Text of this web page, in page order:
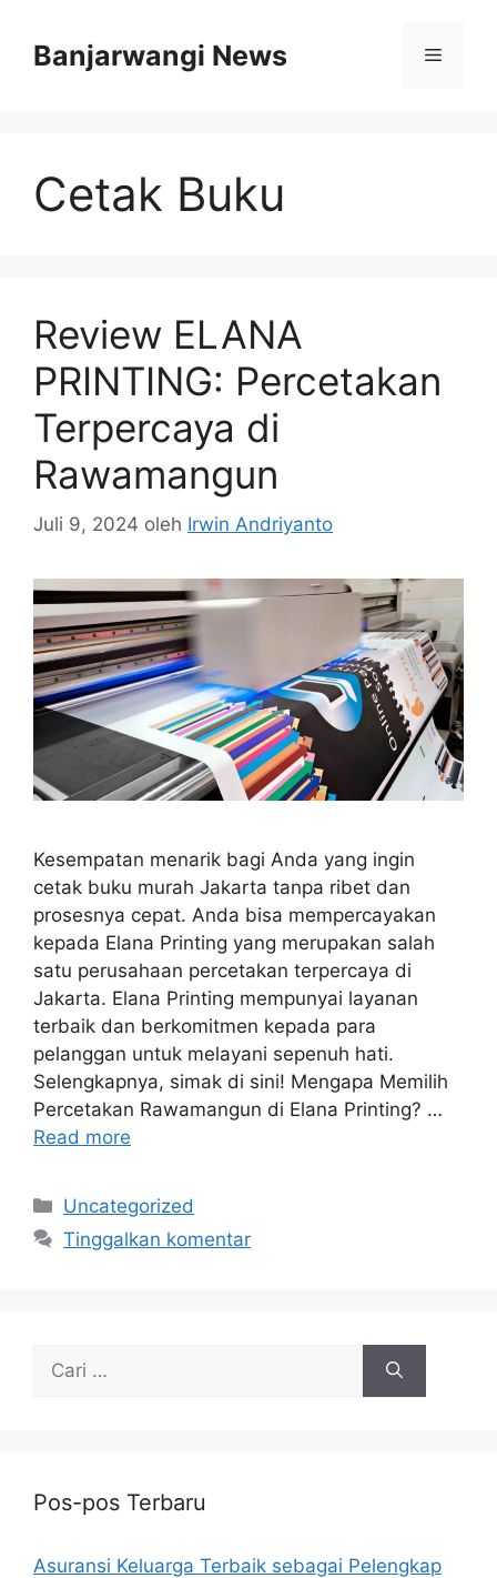
Banjarwangi News Menu
Cetak Buku
Review ELANA
PRINTING: Percetakan
Terpercaya di
Rawamangun
Juli 9, 2024 oleh Irwin Andriyanto
Kesempatan menarik bagi Anda yang ingin
cetak buku murah Jakarta tanpa ribet dan
prosesnya cepat. Anda bisa mempercayakan
kepada Elana Printing yang merupakan salah
satu perusahaan percetakan terpercaya di
Jakarta. Elana Printing mempunyai layanan
terbaik dan berkomitmen kepada para
pelanggan untuk melayani sepenuh hati.
Selengkapnya, simak di sini! Mengapa Memilih
Percetakan Rawamangun di Elana Printing? …
Read more
Kategori
Uncategorized
Tinggalkan komentar
untuk:
Pos-pos Terbaru
Asuransi Keluarga Terbaik sebagai Pelengkap